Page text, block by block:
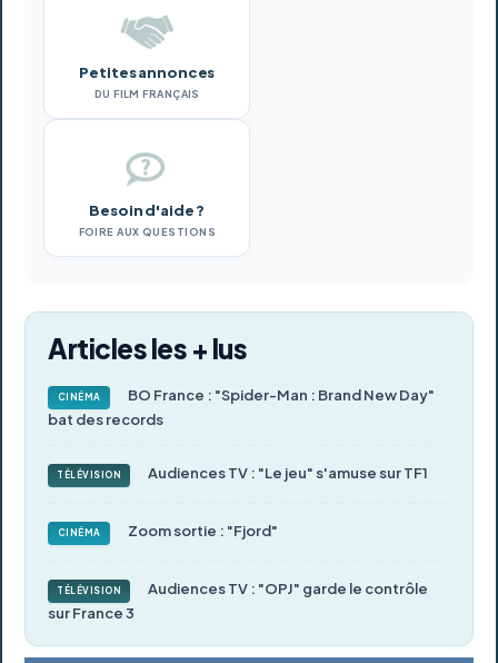
Petites annonces
DU FILM FRANÇAIS
Besoin d'aide ?
FOIRE AUX QUESTIONS
Articles les + lus
CINÉMA
BO France : "Spider-Man : Brand New Day"
bat des records
TÉLÉVISION Audiences TV : "Le jeu" s'amuse sur TF1
CINÉMA Zoom sortie : "Fjord"
TÉLÉVISION
Audiences TV : "OPJ" garde le contrôle
sur France 3